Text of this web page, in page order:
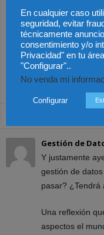
Especialización total:
por qué TBF Abogados
es el referente en
derecho laboral en
Málaga
La
los
Gestión de
Y justamente
gestión de
pasar? ¿Tendrá
Una reflexión
aspectos el
En cualquier caso
seguridad, evitar
técnicamente
consentimiento y/o
Privacidad" en tu
"Configurar"..
No venda mi
Configurar